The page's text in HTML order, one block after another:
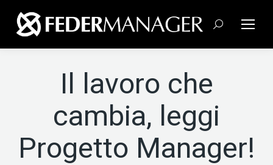
Cerca:
Il lavoro che
cambia, leggi
Progetto Manager!